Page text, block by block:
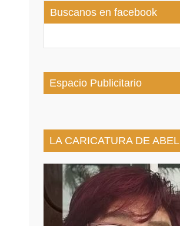
Buscanos en facebook
Espacio Publicitario
LA CARICATURA DE ABEL